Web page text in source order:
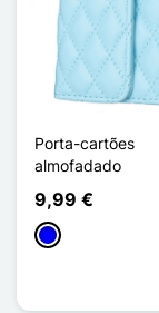
Porta-cartões
almofadado
9,99 €
Azul